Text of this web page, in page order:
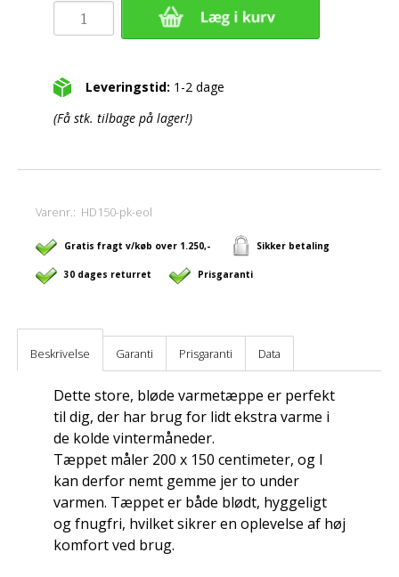
Leveringstid: 1-2 dage
(Få stk. tilbage på lager!)
Varenr.: HD150-pk-eol
Gratis fragt v/køb over 1.250,- Sikker betaling
30 dages returret Prisgaranti
Beskrivelse Garanti Prisgaranti Data
Dette store, bløde varmetæppe er perfekt
til dig, der har brug for lidt ekstra varme i
de kolde vintermåneder.
Tæppet måler 200 x 150 centimeter, og I
kan derfor nemt gemme jer to under
varmen. Tæppet er både blødt, hyggeligt
og fnugfri, hvilket sikrer en oplevelse af høj
komfort ved brug.